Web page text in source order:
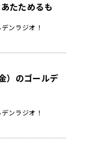
たためるも
ンラジオ！
）のゴールデ
ンラジオ！